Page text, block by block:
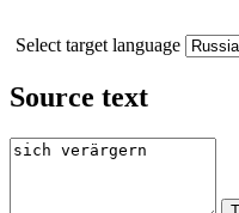
Select target language
Source text